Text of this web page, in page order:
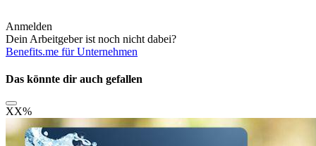
Anmelden
Dein Arbeitgeber ist noch nicht dabei?
Benefits.me für Unternehmen
Das könnte dir auch gefallen
XX%